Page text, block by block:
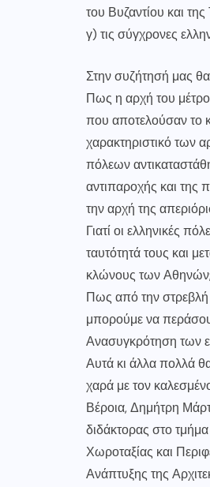
του Βυζαντίου και
γ) τις σύγχρονες
Στην συζήτησή μας
Πως η αρχή του
που αποτελούσαν το
χαρακτηριστικό των
πόλεων
αντιπαροχής και της
την αρχή της
Γιατί οι ελληνικές
ταυτότητά τους και
κλώνους των Αθηνών;
Πως από την
μπορούμε να
Ανασυγκρότηση των
Αυτά κι άλλα πολλά
χαρά με τον
Βέροια, Δημήτρη
διδάκτορας στο
Χωροταξίας και
Ανάπτυξης της